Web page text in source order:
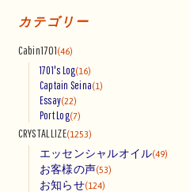
カテゴリー
Cabin1701(46)
1701's Log(16)
Captain Seina(1)
Essay(22)
Port Log(7)
CRYSTALLIZE(1253)
エッセンシャルオイル(49)
お客様の声(53)
お知らせ(124)